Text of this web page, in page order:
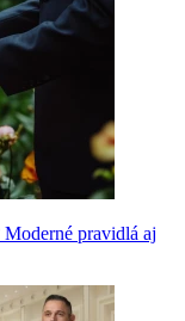
pravidlá aj